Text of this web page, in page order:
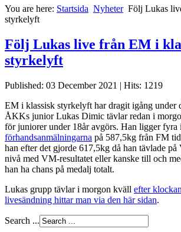
You are here: Startsida Nyheter Följ Lukas
styrkelyft
Följ Lukas live från EM i
styrkelyft
Published: 03 December 2021 | Hits: 1219
EM i klassisk styrkelyft har dragit igång under
ÅKKs junior Lukas Dimic tävlar redan i
för juniorer under 18år avgörs. Han ligger fyra i
förhandsanmälningarna på 587,5kg från FM
han efter det gjorde 617,5kg då han tävlade
nivå med VM-resultatet eller kanske till och
han ha chans på medalj totalt.
Lukas grupp tävlar i morgon kväll efter
livesändning hittar man via den här sidan.
Search ...